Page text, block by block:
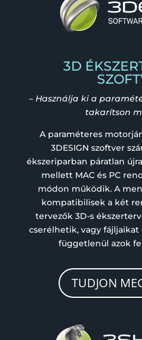
3D
– Használja ki a
takarítson
A paraméteres
3DESIGN szoftver
ékszeriparban páratlan
mellett MAC és PC
módon működik. A
kompatibilisek a két
tervezők 3D-s
cserélhetik, vagy
függetlenül azok
TUDJON